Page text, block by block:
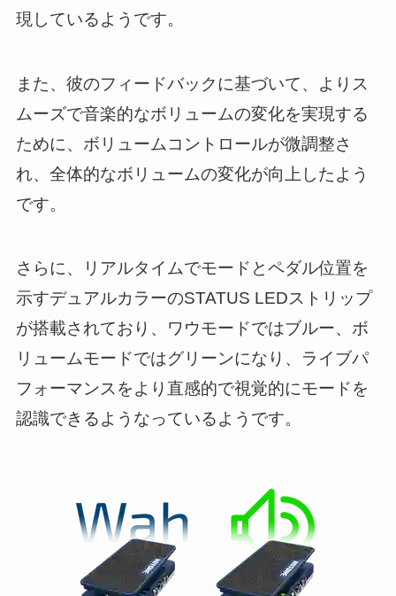
現しているようです。
また、彼のフィードバックに基づいて、よりス
ムーズで音楽的なボリュームの変化を実現する
ために、ボリュームコントロールが微調整さ
れ、全体的なボリュームの変化が向上したよう
です。
さらに、リアルタイムでモードとペダル位置を
示すデュアルカラーのSTATUS LEDストリップ
が搭載されており、ワウモードではブルー、ボ
リュームモードではグリーンになり、ライブパ
フォーマンスをより直感的で視覚的にモードを
認識できるようなっているようです。